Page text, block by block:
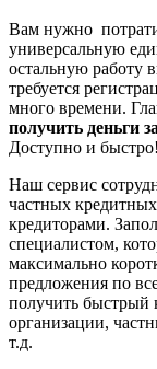
Вам нужно
универсальную
остальную работу
требуется
много времени.
получить деньги
Доступно и быстро!
Наш сервис
частных
кредиторами.
специалистом,
максимально
предложения по
получить быстрый
организации,
т.д.